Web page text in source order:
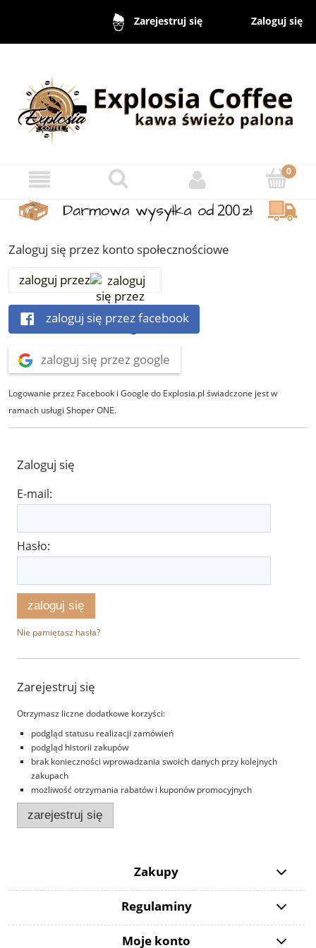
Zarejestruj się Zaloguj się
Zaloguj się przez konto społecznościowe
zaloguj przez
zaloguj się przez facebook
zaloguj się przez google
Logowanie przez Facebook i Google do Explosia.pl świadczone jest w
ramach usługi Shoper ONE.
Zaloguj się
E-mail:
Hasło:
zaloguj się
Nie pamiętasz hasła?
Zarejestruj się
Otrzymasz liczne dodatkowe korzyści:
podgląd statusu realizacji zamówień
podgląd historii zakupów
brak konieczności wprowadzania swoich danych przy kolejnych
zakupach
możliwość otrzymania rabatów i kuponów promocyjnych
zarejestruj się
Zakupy
Regulaminy
Moje konto